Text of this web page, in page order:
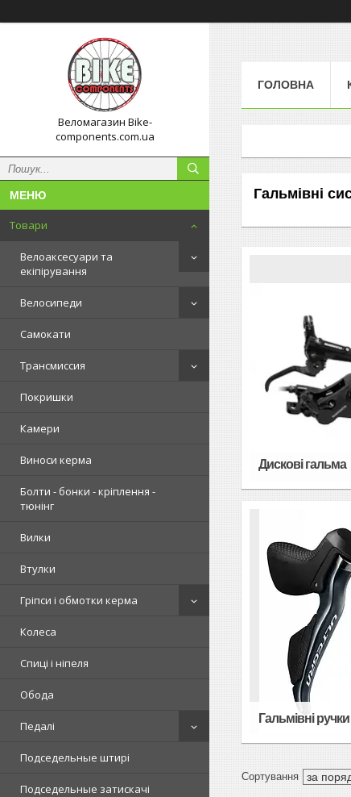
Веломагазин Bike-
components.com.ua
Товари
Велоаксесуари та
екіпірування
Велосипеди
Самокати
Трансмиссия
Покришки
Камери
Виноси керма
Болти - бонки - кріплення -
тюнінг
Вилки
Втулки
Гріпси і обмотки керма
Колеса
Спиці і ніпеля
Обода
Педалі
Подседельные штирі
Подседельные затискачі
ГОЛОВНА
Гальмівні
Дискові гальма
Гальмівні ручки